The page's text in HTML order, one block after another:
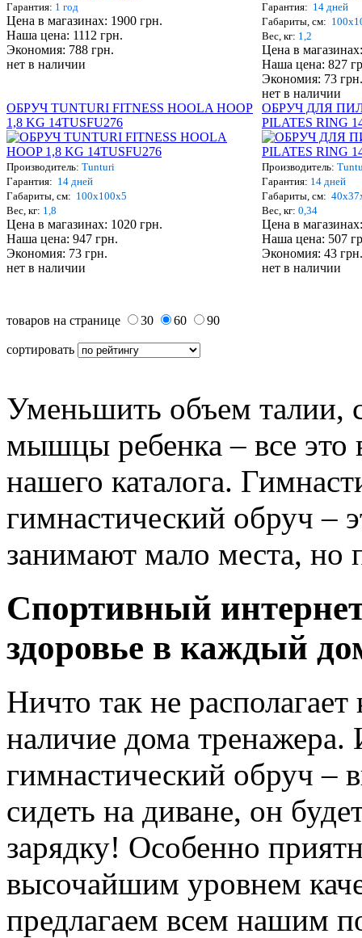
Гарантия: 1 год
Цена в магазинах: 1900 грн.
Наша цена: 1112 грн.
Экономия: 788 грн.
нет в наличии
Гарантия: 14 дней
Габариты, см:
Вес, кг: 1,2
Цена в
Наша цена: 827
Экономия: 73 грн.
нет в наличии
ОБРУЧ TUNTURI FITNESS HOOLA HOOP
1,8 KG 14TUSFU276
Производитель: Tunturi
Гарантия: 14 дней
Габариты, см: 100х100х5
Вес, кг: 1,8
Цена в магазинах: 1020 грн.
Наша цена: 947 грн.
Экономия: 73 грн.
нет в наличии
ОБРУЧ ДЛЯ
PILATES RING
Производитель:
Гарантия: 14 дней
Габариты, см:
Вес, кг: 0,34
Цена в
Наша цена: 507
Экономия: 43 грн.
нет в наличии
товаров на странице 30 60 90
сортировать
Уменьшить объем талии,
мышцы ребенка – все это
нашего каталога.
гимнастический обруч –
занимают мало места, но
Спортивный
здоровье в каждый
Ничто так не
наличие дома тренажера.
гимнастический обруч –
сидеть на диване, он
зарядку! Особенно
высочайшим уровнем
предлагаем всем нашим